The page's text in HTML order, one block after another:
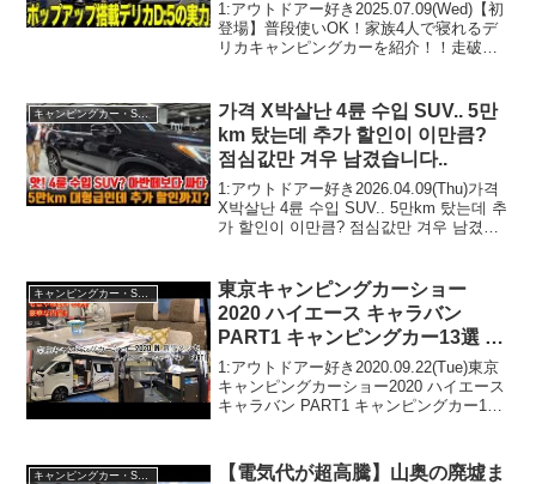
る。
1:アウトドアー好き2025.07.09(Wed)【初
登場】普段使いOK！家族4人で寝れるデ
リカキャンピングカーを紹介！！走破性×
さないで！！2:アウトドアー好き202...
キャンピングカー・SUV人気車種
가격 X박살난 4륜 수입 SUV.. 5만
km 탔는데 추가 할인이 이만큼?
점심값만 겨우 남겼습니다..
1:アウトドアー好き2026.04.09(Thu)가격
X박살난 4륜 수입 SUV.. 5만km 탔는데 추
가 할인이 이만큼? 점심값만 겨우 남겼습
東京キャンピングカーショー
2020 ハイエース キャラバン
PART1 キャンピングカー13選 も
はや移動する家‼︎豪華な内装‼︎
1:アウトドアー好き2020.09.22(Tue)東京
キャンピングカーショー2020 ハイエース
キャラバン PART1 キャンピングカー13
アウトドアー好き...
キャンピングカー・SUV人気車種
【電気代が超高騰】山奥の廃墟ま